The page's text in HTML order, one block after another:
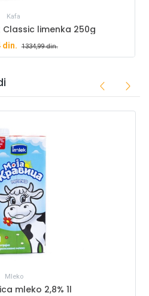
Kafa
limenka 250g
din. 1334,99din.
Mleko
mleko 2,8% 1l